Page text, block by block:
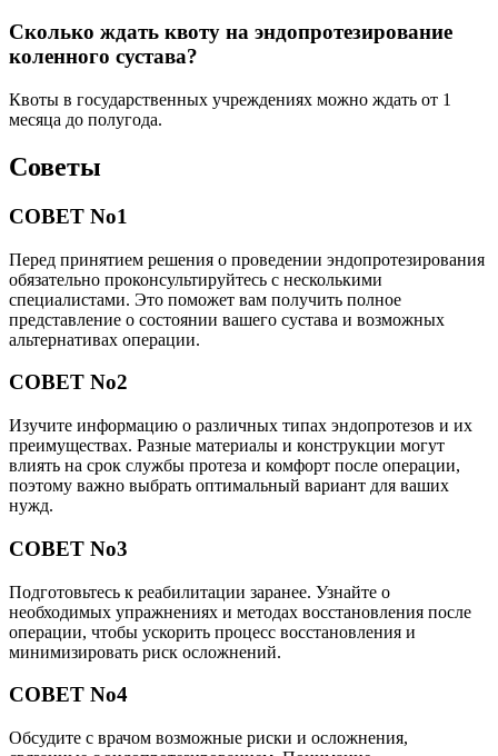
Сколько ждать квоту на эндопротезирование
коленного сустава?
Квоты в государственных учреждениях можно ждать от 1
месяца до полугода.
Советы
СОВЕТ No1
Перед принятием решения о проведении эндопротезирования
обязательно проконсультируйтесь с несколькими
специалистами. Это поможет вам получить полное
представление о состоянии вашего сустава и возможных
альтернативах операции.
СОВЕТ No2
Изучите информацию о различных типах эндопротезов и их
преимуществах. Разные материалы и конструкции могут
влиять на срок службы протеза и комфорт после операции,
поэтому важно выбрать оптимальный вариант для ваших
нужд.
СОВЕТ No3
Подготовьтесь к реабилитации заранее. Узнайте о
необходимых упражнениях и методах восстановления после
операции, чтобы ускорить процесс восстановления и
минимизировать риск осложнений.
СОВЕТ No4
Обсудите с врачом возможные риски и осложнения,